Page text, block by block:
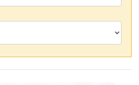
Но главное, что врачебный состав
результат лечения.
удобством и комфортом. В